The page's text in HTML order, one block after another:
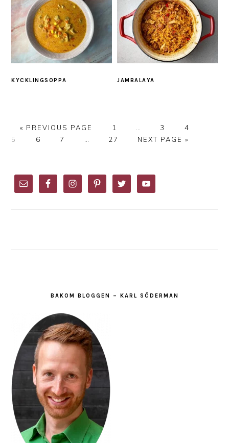
KYCKLINGSOPPA JAMBALAYA
« GO
PREVIOUS PAGE PAGE
1
pages
PAGE
3 PAGE
4
5
PAGE
6 PAGE
7 PAGE
27
GO
NEXT PAGE »
SIDEBAR
BAKOM BLOGGEN – KARL SÖDERMAN